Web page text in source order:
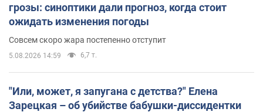
грозы: синоптики дали прогноз, когда стоит
ожидать изменения погоды
Совсем скоро жара постепенно отступит
5.08.2026 14:59 6,7 т.
"Или, может, я запугана с детства?" Елена
Зарецкая – об убийстве бабушки-диссидентки